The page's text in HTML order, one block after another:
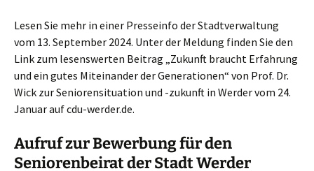
Lesen Sie mehr in einer Presseinfo der Stadtverwaltung
vom 13. September 2024. Unter der Meldung finden Sie den
Link zum lesenswerten Beitrag „Zukunft braucht Erfahrung
und ein gutes Miteinander der Generationen“ von Prof. Dr.
Wick zur Seniorensituation und -zukunft in Werder vom 24.
Januar auf cdu-werder.de.
Aufruf zur Bewerbung für den
Seniorenbeirat der Stadt Werder